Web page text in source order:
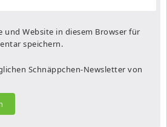
und Website in diesem Browser für
speichern.
Schnäppchen-Newsletter von